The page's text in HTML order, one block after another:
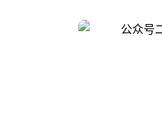
赋予全面主导产品战略的
特利（Nick Turley）主导的
·拉吉（Vijaye Raji）掌管的
（Fidji Simo）因健康原因
Dresser）组成临时运营团
，OpenAI正收缩非核心项